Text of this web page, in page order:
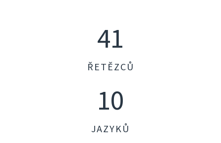
41
ŘETĚZCŮ
10
JAZYKŮ